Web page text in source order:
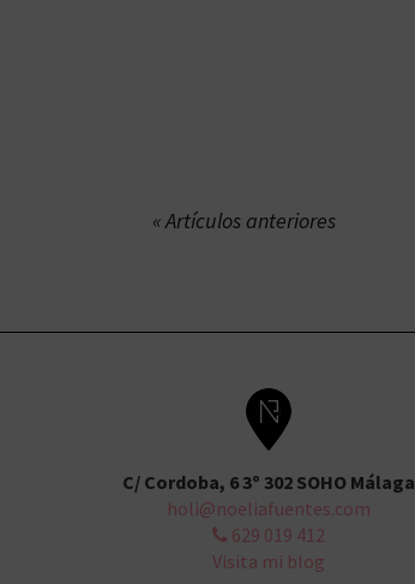
Artículos anteriores
C/ Cordoba, 6 3º 302 SOHO Málaga
holi@noeliafuentes.com
629 019 412
Visita mi blog